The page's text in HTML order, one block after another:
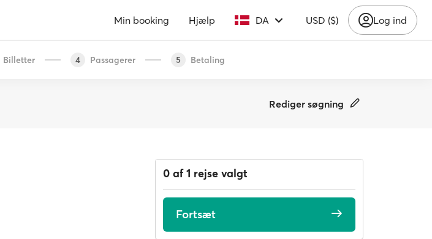
Min booking Hjælp DA USD ($) Log ind
Billetter 4 Passagerer 5 Betaling
Rediger søgning
0 af 1 rejse valgt
Fortsæt